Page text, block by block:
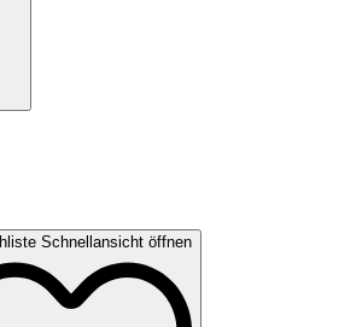
Schnellansicht öffnen